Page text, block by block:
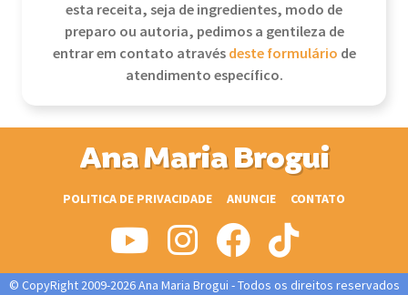
esta receita, seja de ingredientes, modo de
preparo ou autoria, pedimos a gentileza de
entrar em contato atravésdeste formulário de
atendimento específico.
Ana Maria Brogui
POLITICA DE PRIVACIDADE ANUNCIE CONTATO
© CopyRight 2009-2026 Ana Maria Brogui - Todos os direitos reservados